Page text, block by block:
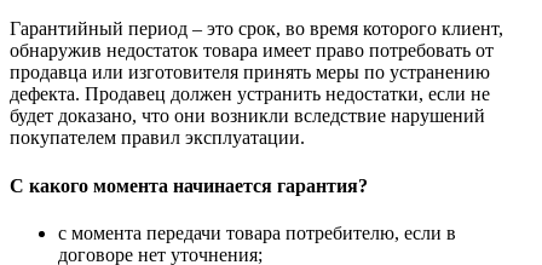
Гарантийный период – это срок, во время которого клиент,
обнаружив недостаток товара имеет право потребовать от
продавца или изготовителя принять меры по устранению
дефекта. Продавец должен устранить недостатки, если не
будет доказано, что они возникли вследствие нарушений
покупателем правил эксплуатации.
С какого момента начинается гарантия?
с момента передачи товара потребителю, если в
договоре нет уточнения;